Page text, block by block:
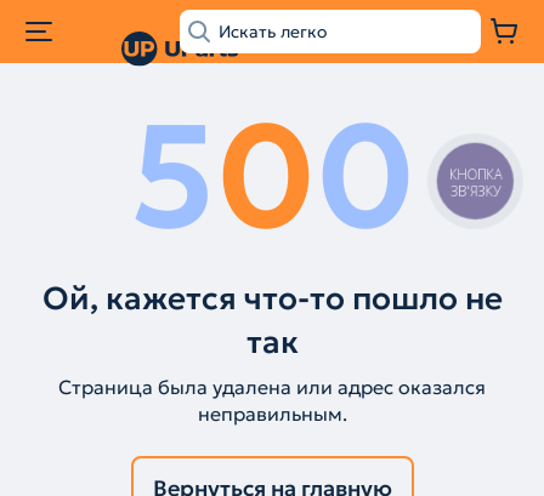
500
Ой, кажется что-то пошло не
так
Страница была удалена или адрес оказался
неправильным.
Вернуться на главную
КНОПКА
ЗВ'ЯЗКУ